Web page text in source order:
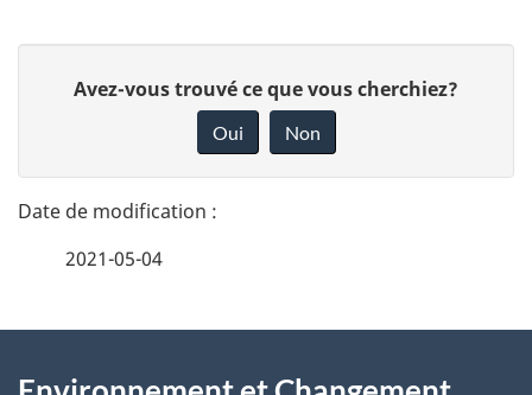
t
a
l
s
n
t
Avez-vous trouvé ce que vous cherchiez?
Oui Non
2021-05-04